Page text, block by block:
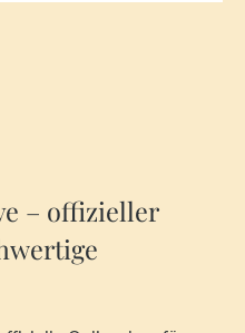
– offizieller